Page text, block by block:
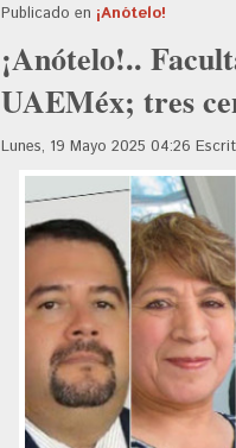
Publicado en ¡Anótelo!
¡Anótelo!..
UAEMéx; tres
Lunes, 19 Mayo 2025 04:26